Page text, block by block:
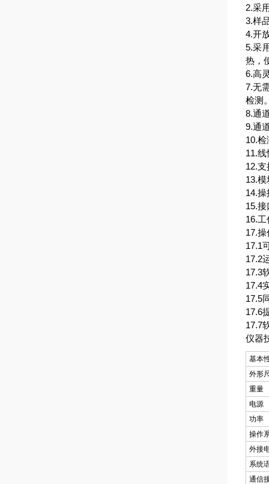
2.采
3.样
4.开
5.采
热，
6.高
7.无
检测
8.通
9.通
10.
11.
12.
13.
14.
15.
16.
17.
17.1
17.2
17.3
17.4
17.5
17.6
17.7
仪器
基本
外形
重量
电源
功率
操作
外接
系统
通信